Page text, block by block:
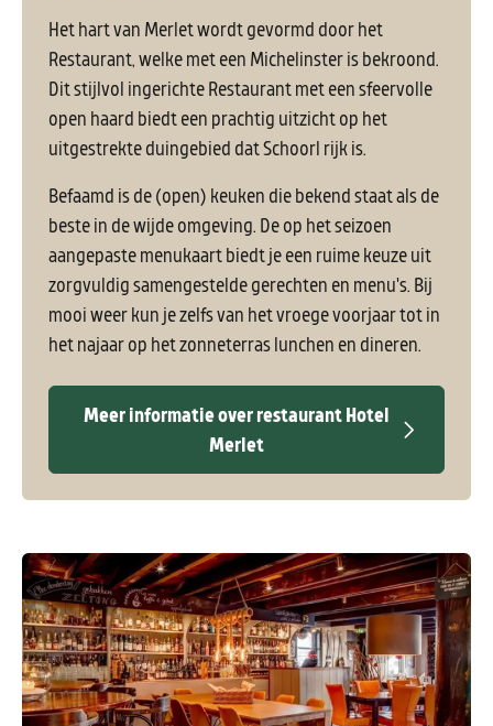
Het hart van Merlet wordt gevormd door het
Restaurant, welke met een Michelinster is bekroond.
Dit stijlvol ingerichte Restaurant met een sfeervolle
open haard biedt een prachtig uitzicht op het
uitgestrekte duingebied dat Schoorl rijk is.
Befaamd is de (open) keuken die bekend staat als de
beste in de wijde omgeving. De op het seizoen
aangepaste menukaart biedt je een ruime keuze uit
zorgvuldig samengestelde gerechten en menu's. Bij
mooi weer kun je zelfs van het vroege voorjaar tot in
het najaar op het zonneterras lunchen en dineren.
Meer informatie over restaurant Hotel
Merlet